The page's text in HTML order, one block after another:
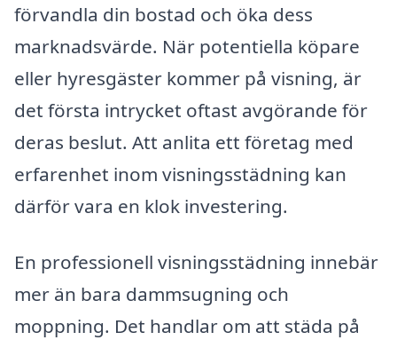
förvandla din bostad och öka dess
marknadsvärde. När potentiella köpare
eller hyresgäster kommer på visning, är
det första intrycket oftast avgörande för
deras beslut. Att anlita ett företag med
erfarenhet inom visningsstädning kan
därför vara en klok investering.
En professionell visningsstädning innebär
mer än bara dammsugning och
moppning. Det handlar om att städa på